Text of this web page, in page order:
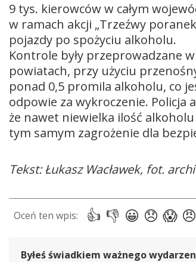
9 tys. kierowców w całym
w ramach akcji „Trzeźwy
pojazdy po spożyciu alkoholu.
Kontrole były przeprowadzane
powiatach, przy użyciu
ponad 0,5 promila alkoholu, co
odpowie za wykroczenie.
że nawet niewielka ilość
tym samym zagrożenie dla
Tekst: Łukasz Wacławek, fot.
Byłeś świadkiem ważnego